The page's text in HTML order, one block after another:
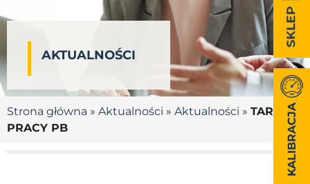
AKTUALNOŚCI
Strona główna » Aktualności » Aktualności » TARGI
PRACY PB
KALIBRACJA